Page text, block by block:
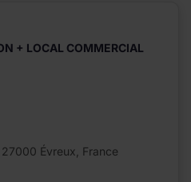
+ LOCAL COMMERCIAL
Évreux, France